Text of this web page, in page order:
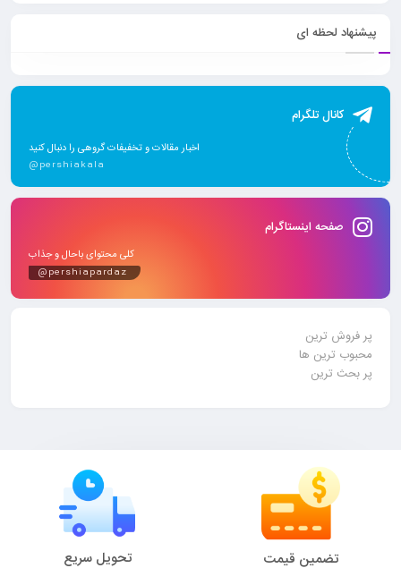
پیشنهاد لحظه ای
کانال تلگرام
اخبار مقالات و تخفیفات گروهی را دنبال کنید
@pershiakala
صفحه اینستاگرام
کلی محتوای باحال و جذاب
@pershiapardaz
پر فروش ترین
محبوب ترین ها
پر بحث ترین
تضمین قیمت تحویل سریع